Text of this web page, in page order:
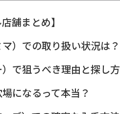
舗まとめ】
）での取り扱い状況は？
で狙うべき理由と探し方
になるって本当？